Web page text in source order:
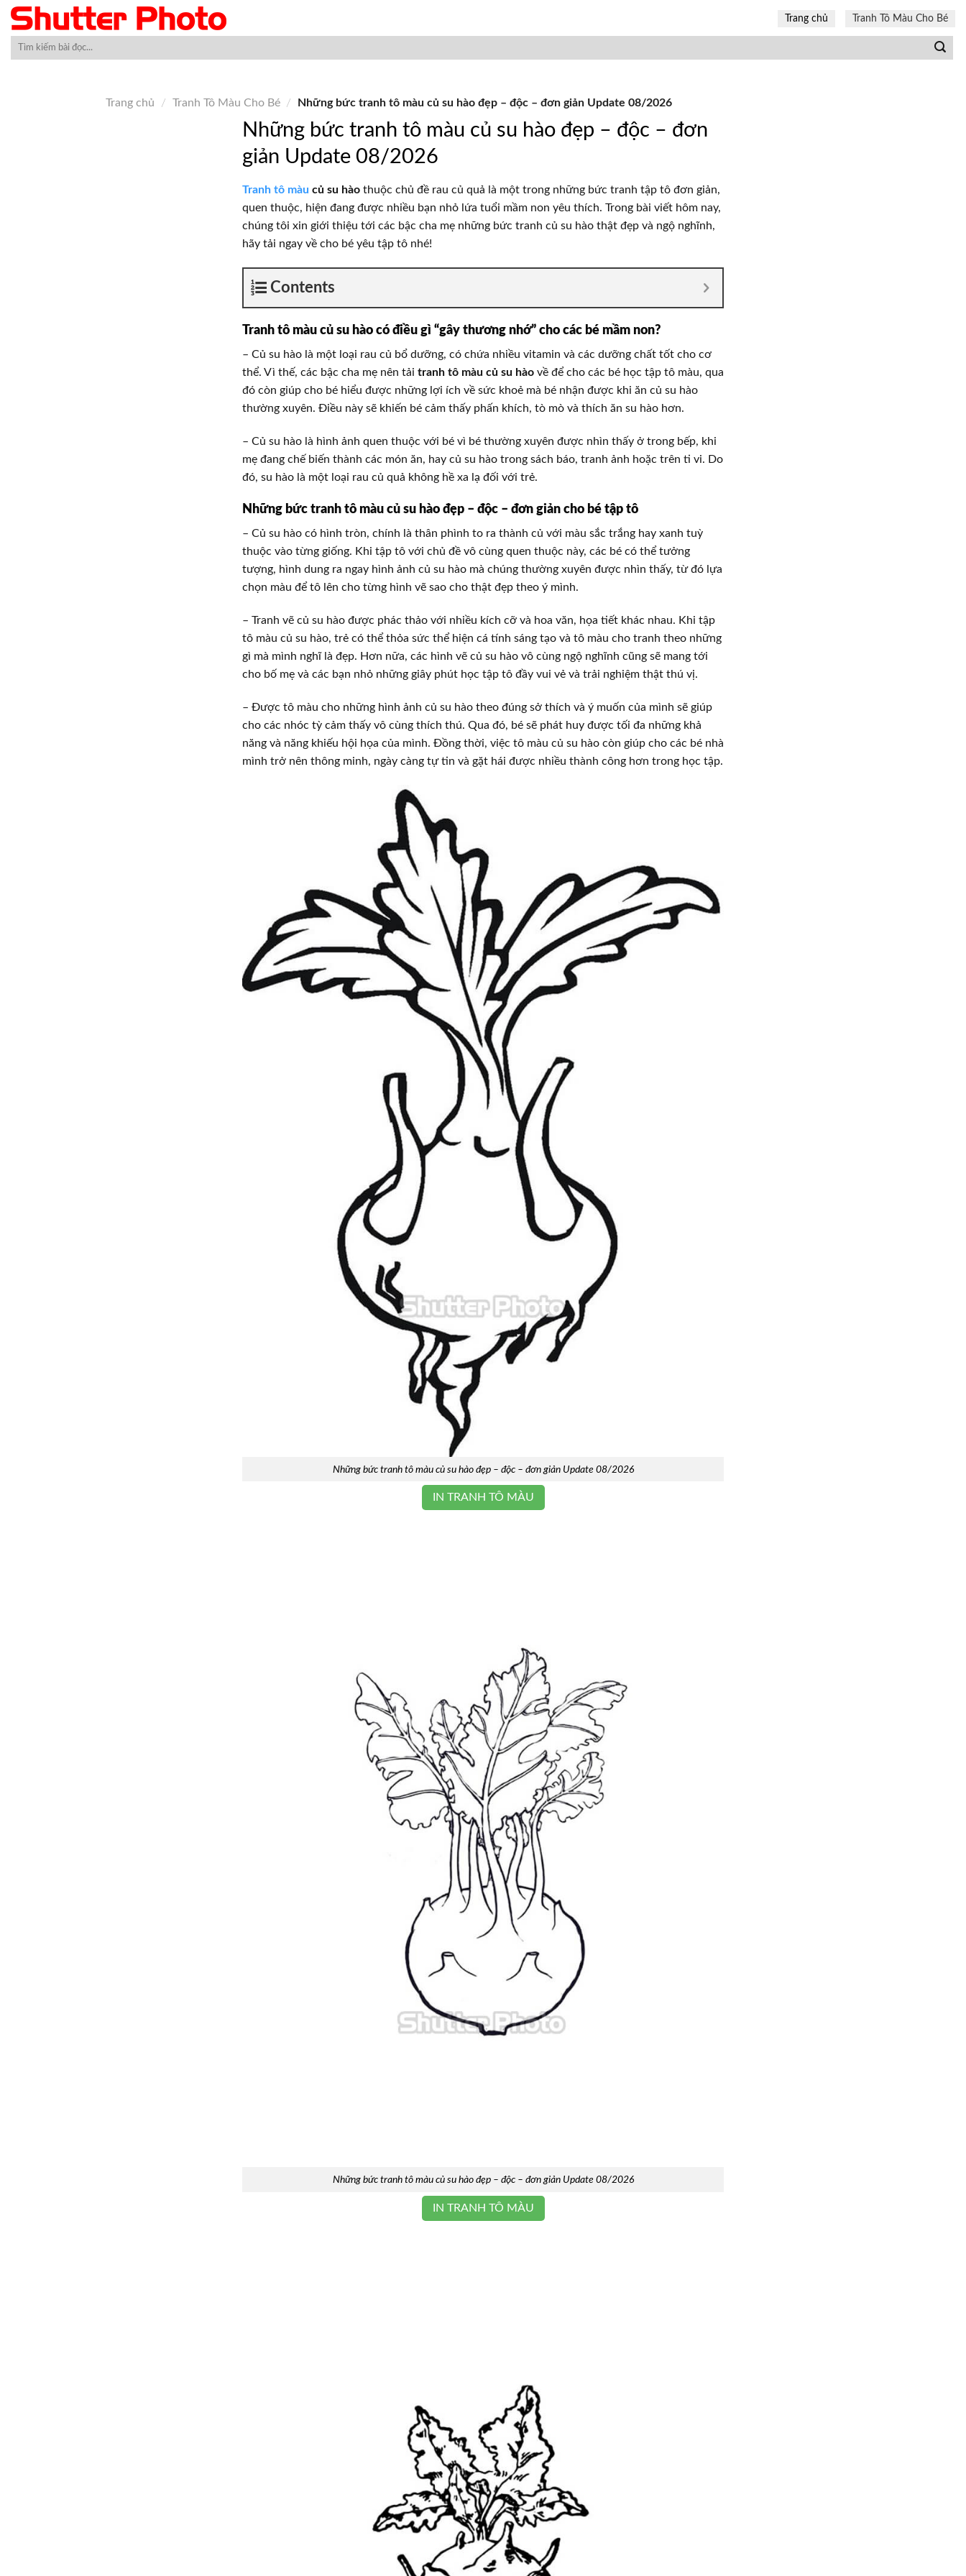
Skip
content
Trang chủ Tranh Tô Màu Cho Bé
Trang chủ / Tranh Tô Màu Cho Bé / Những bức tranh tô màu củ su hào đẹp – độc – đơn giản Update 08/2026
Những bức tranh tô màu củ su hào đẹp – độc – đơn
giản Update 08/2026
Tranh tô màu củ su hào thuộc chủ đề rau củ quả là một trong những bức tranh tập tô đơn giản,
quen thuộc, hiện đang được nhiều bạn nhỏ lứa tuổi mầm non yêu thích. Trong bài viết hôm nay,
chúng tôi xin giới thiệu tới các bậc cha mẹ những bức tranh củ su hào thật đẹp và ngộ nghĩnh,
hãy tải ngay về cho bé yêu tập tô nhé!
Contents
Tranh tô màu củ su hào có điều gì “gây thương nhớ” cho các bé mầm non?
– Củ su hào là một loại rau củ bổ dưỡng, có chứa nhiều vitamin và các dưỡng chất tốt cho cơ
thể. Vì thế, các bậc cha mẹ nên tải tranh tô màu củ su hào về để cho các bé học tập tô màu, qua
đó còn giúp cho bé hiểu được những lợi ích về sức khoẻ mà bé nhận được khi ăn củ su hào
thường xuyên. Điều này sẽ khiến bé cảm thấy phấn khích, tò mò và thích ăn su hào hơn.
– Củ su hào là hình ảnh quen thuộc với bé vì bé thường xuyên được nhìn thấy ở trong bếp, khi
mẹ đang chế biến thành các món ăn, hay củ su hào trong sách báo, tranh ảnh hoặc trên ti vi. Do
đó, su hào là một loại rau củ quả không hề xa lạ đối với trẻ.
Những bức tranh tô màu củ su hào đẹp – độc – đơn giản cho bé tập tô
– Củ su hào có hình tròn, chính là thân phình to ra thành củ với màu sắc trắng hay xanh tuỳ
thuộc vào từng giống. Khi tập tô với chủ đề vô cùng quen thuộc này, các bé có thể tưởng
tượng, hình dung ra ngay hình ảnh củ su hào mà chúng thường xuyên được nhìn thấy, từ đó lựa
chọn màu để tô lên cho từng hình vẽ sao cho thật đẹp theo ý mình.
– Tranh vẽ củ su hào được phác thảo với nhiều kích cỡ và hoa văn, họa tiết khác nhau. Khi tập
tô màu củ su hào, trẻ có thể thỏa sức thể hiện cá tính sáng tạo và tô màu cho tranh theo những
gì mà mình nghĩ là đẹp. Hơn nữa, các hình vẽ củ su hào vô cùng ngộ nghĩnh cũng sẽ mang tới
cho bố mẹ và các bạn nhỏ những giây phút học tập tô đầy vui vẻ và trải nghiệm thật thú vị.
– Được tô màu cho những hình ảnh củ su hào theo đúng sở thích và ý muốn của mình sẽ giúp
cho các nhóc tỳ cảm thấy vô cùng thích thú. Qua đó, bé sẽ phát huy được tối đa những khả
năng và năng khiếu hội họa của mình. Đồng thời, việc tô màu củ su hào còn giúp cho các bé nhà
mình trở nên thông minh, ngày càng tự tin và gặt hái được nhiều thành công hơn trong học tập.
Những bức tranh tô màu củ su hào đẹp – độc – đơn giản Update 08/2026
IN TRANH TÔ MÀU
Những bức tranh tô màu củ su hào đẹp – độc – đơn giản Update 08/2026
IN TRANH TÔ MÀU